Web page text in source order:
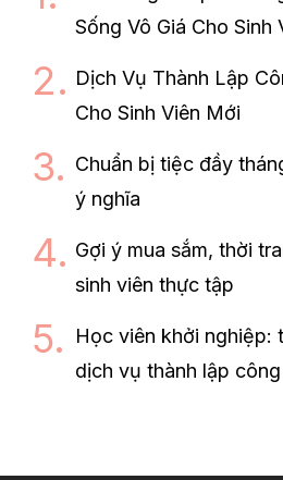
Sống Vô Giá Cho Sinh
Dịch Vụ Thành Lập
Cho Sinh Viên Mới
Chuẩn bị tiệc đầy
ý nghĩa
Gợi ý mua sắm, thời
sinh viên thực tập
Học viên khởi nghiệp:
dịch vụ thành lập